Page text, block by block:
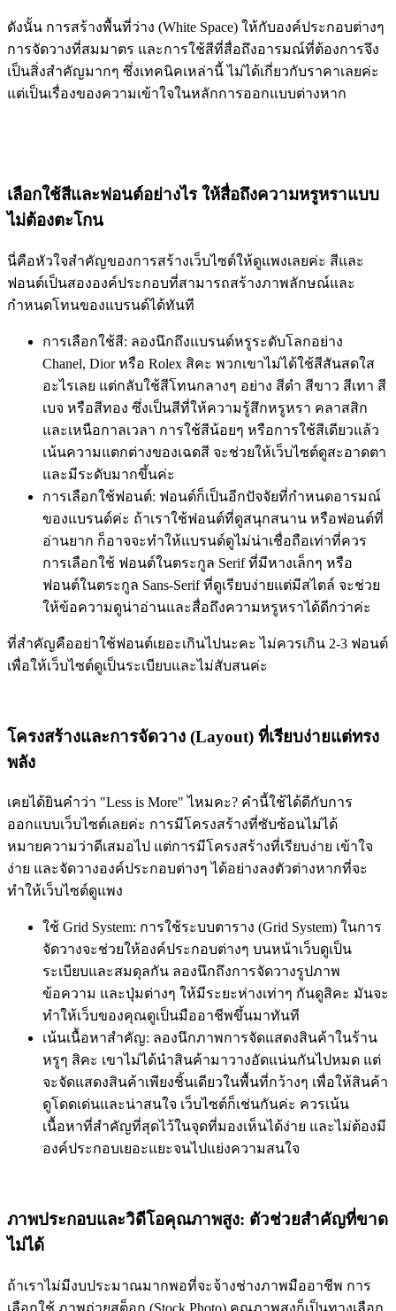
ดังนั้น การสร้างพื้นที่ว่าง (White Space) ให้กับองค์ประกอบต่างๆ
การจัดวางที่สมมาตร และการใช้สีที่สื่อถึงอารมณ์ที่ต้องการจึง
เป็นสิ่งสำคัญมากๆ ซึ่งเทคนิคเหล่านี้ ไม่ได้เกี่ยวกับราคาเลยค่ะ
แต่เป็นเรื่องของความเข้าใจในหลักการออกแบบต่างหาก
เลือกใช้สีและฟอนต์อย่างไร ให้สื่อถึงความหรูหราแบบ
ไม่ต้องตะโกน
นี่คือหัวใจสำคัญของการสร้างเว็บไซต์ให้ดูแพงเลยค่ะ สีและ
ฟอนต์เป็นสององค์ประกอบที่สามารถสร้างภาพลักษณ์และ
กำหนดโทนของแบรนด์ได้ทันที
การเลือกใช้สี: ลองนึกถึงแบรนด์หรูระดับโลกอย่าง
Chanel, Dior หรือ Rolex สิคะ พวกเขาไม่ได้ใช้สีสันสดใส
อะไรเลย แต่กลับใช้สีโทนกลางๆ อย่าง สีดำ สีขาว สีเทา สี
เบจ หรือสีทอง ซึ่งเป็นสีที่ให้ความรู้สึกหรูหรา คลาสสิก
และเหนือกาลเวลา การใช้สีน้อยๆ หรือการใช้สีเดียวแล้ว
เน้นความแตกต่างของเฉดสี จะช่วยให้เว็บไซต์ดูสะอาดตา
และมีระดับมากขึ้นค่ะ
การเลือกใช้ฟอนต์: ฟอนต์ก็เป็นอีกปัจจัยที่กำหนดอารมณ์
ของแบรนด์ค่ะ ถ้าเราใช้ฟอนต์ที่ดูสนุกสนาน หรือฟอนต์ที่
อ่านยาก ก็อาจจะทำให้แบรนด์ดูไม่น่าเชื่อถือเท่าที่ควร
การเลือกใช้ ฟอนต์ในตระกูล Serifที่มีหางเล็กๆ หรือ
ฟอนต์ในตระกูล Sans-Serifที่ดูเรียบง่ายแต่มีสไตล์ จะช่วย
ให้ข้อความดูน่าอ่านและสื่อถึงความหรูหราได้ดีกว่าค่ะ
ที่สำคัญคืออย่าใช้ฟอนต์เยอะเกินไปนะคะไม่ควรเกิน 2-3 ฟอนต์
เพื่อให้เว็บไซต์ดูเป็นระเบียบและไม่สับสนค่ะ
โครงสร้างและการจัดวาง (Layout) ที่เรียบง่ายแต่ทรง
พลัง
เคยได้ยินคำว่า "Less is More" ไหมคะ? คำนี้ใช้ได้ดีกับการ
ออกแบบเว็บไซต์เลยค่ะ การมีโครงสร้างที่ซับซ้อนไม่ได้
หมายความว่าดีเสมอไป แต่การมีโครงสร้างที่เรียบง่าย เข้าใจ
ง่าย และจัดวางองค์ประกอบต่างๆ ได้อย่างลงตัวต่างหากที่จะ
ทำให้เว็บไซต์ดูแพง
ใช้ Grid System: การใช้ระบบตาราง (Grid System) ในการ
จัดวางจะช่วยให้องค์ประกอบต่างๆ บนหน้าเว็บดูเป็น
ระเบียบและสมดุลกัน ลองนึกถึงการจัดวางรูปภาพ
ข้อความ และปุ่มต่างๆ ให้มีระยะห่างเท่าๆ กันดูสิคะ มันจะ
ทำให้เว็บของคุณดูเป็นมืออาชีพขึ้นมาทันที
เน้นเนื้อหาสำคัญ: ลองนึกภาพการจัดแสดงสินค้าในร้าน
หรูๆ สิคะ เขาไม่ได้นำสินค้ามาวางอัดแน่นกันไปหมด แต่
จะจัดแสดงสินค้าเพียงชิ้นเดียวในพื้นที่กว้างๆ เพื่อให้สินค้า
ดูโดดเด่นและน่าสนใจ เว็บไซต์ก็เช่นกันค่ะ ควรเน้น
เนื้อหาที่สำคัญที่สุดไว้ในจุดที่มองเห็นได้ง่าย และไม่ต้องมี
องค์ประกอบเยอะแยะจนไปแย่งความสนใจ
ภาพประกอบและวิดีโอคุณภาพสูง: ตัวช่วยสำคัญที่ขาด
ไม่ได้
ถ้าเราไม่มีงบประมาณมากพอที่จะจ้างช่างภาพมืออาชีพ การ
เลือกใช้ ภาพถ่ายสต็อก (Stock Photo) คุณภาพสูงก็เป็นทางเลือก